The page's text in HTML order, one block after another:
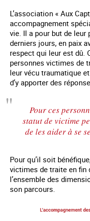
L’association « Aux
accompagnement
vie. Il a pour but de leur
derniers jours, en paix
respect qui leur est dû.
personnes victimes de
leur vécu traumatique
d’y apporter des
Pour ces
statut de victime
de les aider à se
Pour qu’il soit
victimes de traite en fin
l’ensemble des
son parcours.